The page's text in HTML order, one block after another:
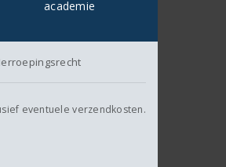
eventuele verzendkosten.